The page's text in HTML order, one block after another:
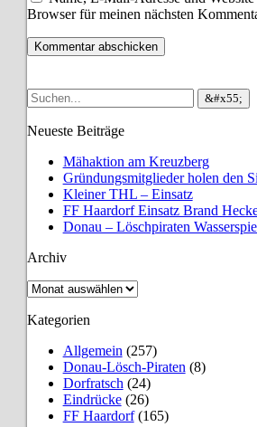
Browser für meinen nächsten
Neueste Beiträge
Mähaktion am Kreuzberg
Gründungsmitglieder holen den
Kleiner THL – Einsatz
FF Haardorf Einsatz Brand
Donau – Löschpiraten
Archiv
Archiv
Kategorien
Allgemein (257)
Donau-Lösch-Piraten (8)
Dorfratsch (24)
Eindrücke(26)
FF Haardorf(165)